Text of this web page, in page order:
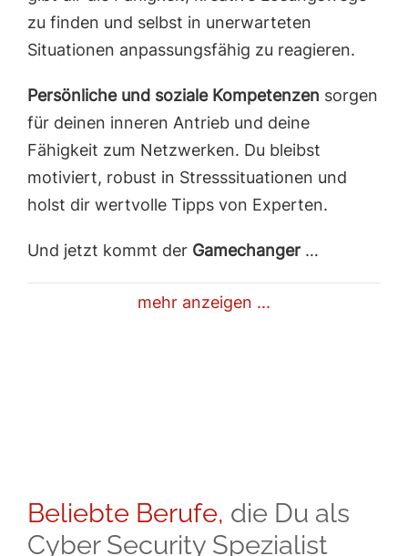
zu finden und selbst in unerwarteten
Situationen anpassungsfähig zu reagieren.
Persönliche und soziale Kompetenzen sorgen
für deinen inneren Antrieb und deine
Fähigkeit zum Netzwerken. Du bleibst
motiviert, robust in Stresssituationen und
holst dir wertvolle Tipps von Experten.
Und jetzt kommt der Gamechanger…
mehr anzeigen ...
Beliebte Berufe, die Du als
Cyber Security Spezialist